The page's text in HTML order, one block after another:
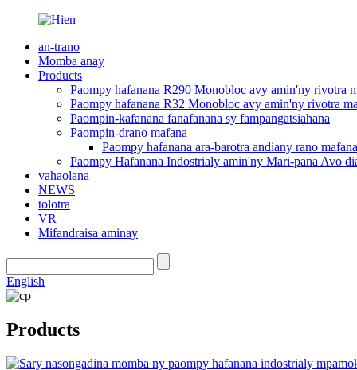
an-trano
Momba anay
Products
Paompy hafanana R290 Monobloc avy amin'ny rivotra
Paompy hafanana R32 Monobloc avy amin'ny rivotra
Paompin-kafanana fanafanana sy fampangatsiahana
Paompin-drano mafana
Paompy hafanana ara-barotra andiany rano mafana
Paompy Hafanana Indostrialy amin'ny Mari-pana Avo
vahaolana
NEWS
tolotra
VR
Mifandraisa aminay
English
Products